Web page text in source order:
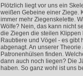
Plötzlich liegt vor uns ein
weißen Gebeine einer Ziege.
immer mehr Ziegenskelette.
Wölfe? Nein, das kann nicht
die Ziegen die steilen
Raubtiere und Vögel - es gibt
abgenagt. An unserer
Patronenhülsen finden.
dann auch noch liegen? Die
haben. So ganz wohl ist uns